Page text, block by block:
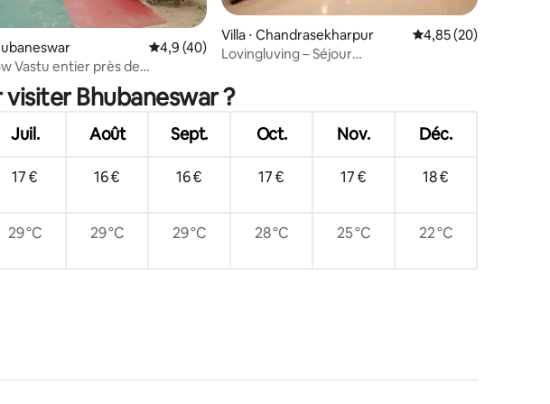
la base de 25 commentaires : 4,92 sur 5
Évaluation moyenne sur la base de 40 commentaires : 4,9 sur 5
4,9 (40)
Vastu entier près de
et Udayagiri
Villa ⋅ Chandrasekharpur Évaluation moyenne
4,85 (20)
Lovingluving – Séjour
cuisine | Logement spacieux
Bhubaneswar ?
Juil. Août Sept. Oct. Nov. Déc.
17 € 16 € 16 € 17 € 17 € 18 €
29 °C 29 °C 29 °C 28 °C 25 °C 22 °C